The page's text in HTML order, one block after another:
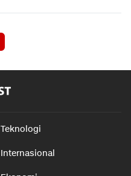
Teknologi
Internasional